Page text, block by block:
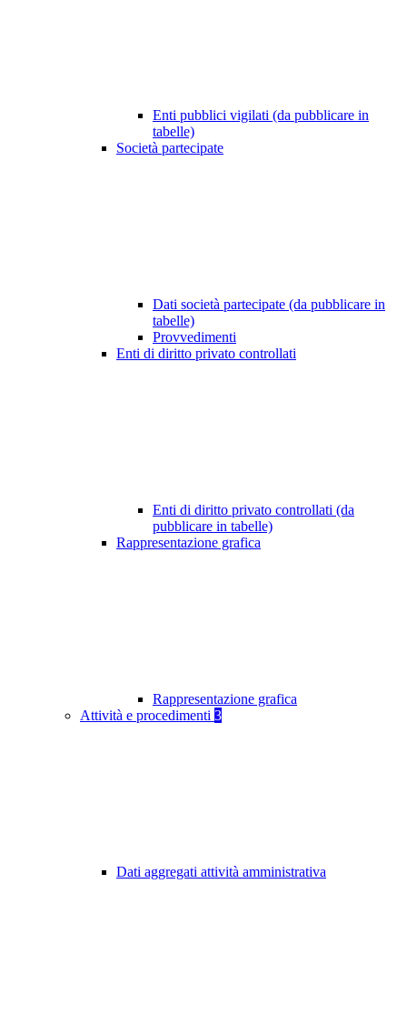
Enti pubblici vigilati (da pubblicare in
tabelle)
Società partecipate
Dati società partecipate (da pubblicare in
tabelle)
Provvedimenti
Enti di diritto privato controllati
Enti di diritto privato controllati (da
pubblicare in tabelle)
Rappresentazione grafica
Rappresentazione grafica
Attività e procedimenti 3
Dati aggregati attività amministrativa